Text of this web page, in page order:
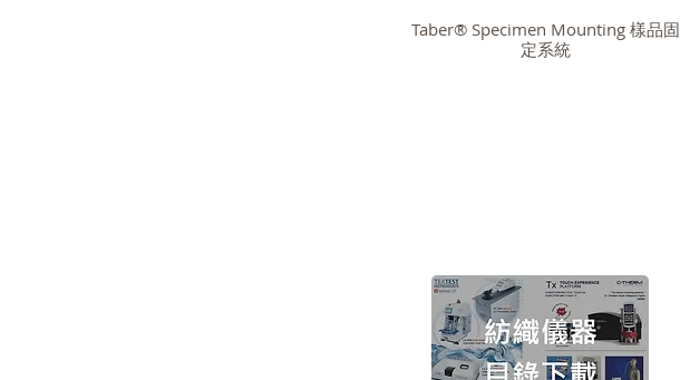
Taber® Specimen Mounting 樣品固
定系統